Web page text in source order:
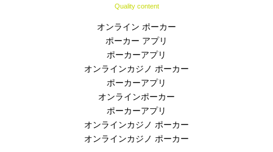
Quality content
オンライン ポーカー
ポーカー アプリ
ポーカーアプリ
オンラインカジノ ポーカー
ポーカーアプリ
オンラインポーカー
ポーカーアプリ
オンラインカジノ ポーカー
オンラインカジノ ポーカー